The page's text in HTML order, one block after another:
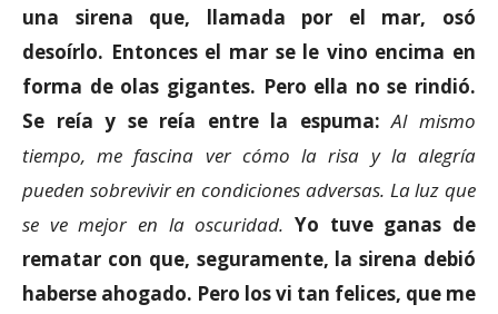
una sirena que, llamada por el mar, osó
desoírlo. Entonces el mar se le vino encima en
forma de olas gigantes. Pero ella no se rindió.
Se reía y se reía entre la espuma: Al mismo
tiempo, me fascina ver cómo la risa y la alegría
pueden sobrevivir en condiciones adversas. La luz que
se ve mejor en la oscuridad. Yo tuve ganas de
rematar con que, seguramente, la sirena debió
haberse ahogado. Pero los vi tan felices, que me